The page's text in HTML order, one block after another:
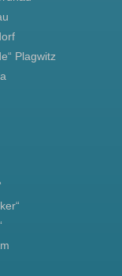
Plagwitz